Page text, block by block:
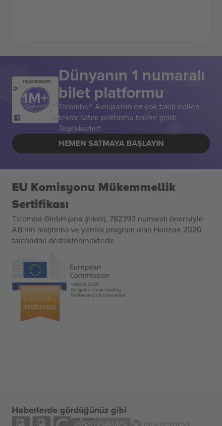
TEŞEKKÜRLER! Dünyanın 1 numaralı
bilet platformu
Ticombo® Avrupa'nın en çok takip edilen
tekrar satım platformu haline geldi.
Teşekkürler!
HEMEN SATMAYA BAŞLAYIN
EU Komisyonu Mükemmellik
Sertifikası
Ticombo GmbH (ana şirket), 782393 numaralı önerisiyle
AB’nin araştırma ve yenilik program olan Horizon 2020
tarafından desteklenmektedir.
Haberlerde gördüğünüz gibi